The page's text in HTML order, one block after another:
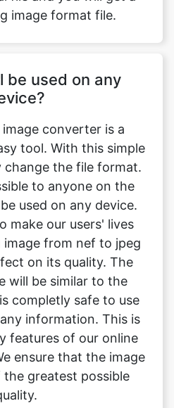
be used on any
tool. With this simple
change the file format.
to anyone on the
used on any device.
make our users' lives
image from nef to jpeg
on its quality. The
will be similar to the
completly safe to use
information. This is
features of our online
ensure that the image
greatest possible
converter tool?